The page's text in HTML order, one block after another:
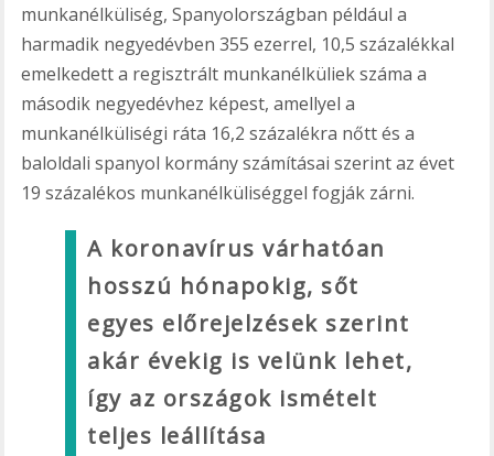
munkanélküliség, Spanyolországban például a
harmadik negyedévben 355 ezerrel, 10,5 százalékkal
emelkedett a regisztrált munkanélküliek száma a
második negyedévhez képest, amellyel a
munkanélküliségi ráta 16,2 százalékra nőtt és a
baloldali spanyol kormány számításai szerint az évet
19 százalékos munkanélküliséggel fogják zárni.
A koronavírus várhatóan
hosszú hónapokig, sőt
egyes előrejelzések szerint
akár évekig is velünk lehet,
így az országok ismételt
teljes leállítása